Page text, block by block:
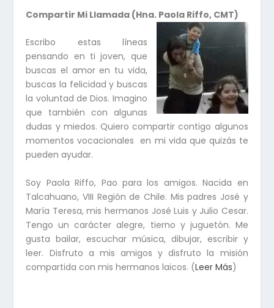
Compartir Mi Llamada (Hna. Paola Riffo, CMT)
Escribo estas líneas
pensando en ti joven, que
buscas el amor en tu vida,
buscas la felicidad y buscas
la voluntad de Dios. Imagino
que también con algunas
dudas y miedos. Quiero compartir contigo algunos
momentos vocacionales en mi vida que quizás te
pueden ayudar.
Soy Paola Riffo, Pao para los amigos. Nacida en
Talcahuano, VIII Región de Chile. Mis padres José y
María Teresa, mis hermanos José Luis y Julio Cesar.
Tengo un carácter alegre, tierno y juguetón. Me
gusta bailar, escuchar música, dibujar, escribir y
leer. Disfruto a mis amigos y disfruto la misión
compartida con mis hermanos laicos. (Leer Más)